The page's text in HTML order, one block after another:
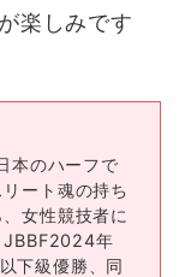
楽しみです
本のハーフで
ート魂の持ち
女性競技者に
JBBF2024年
下級優勝、同